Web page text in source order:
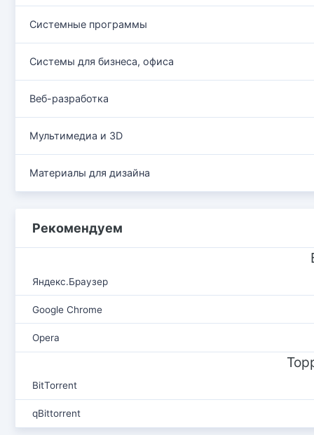
Системные программы
Системы для бизнеса, офиса
Веб-разработка
Мультимедиа и 3D
Материалы для дизайна
Рекомендуем
Яндекс.Браузер
Google Chrome
Opera
BitTorrent
qBittorrent